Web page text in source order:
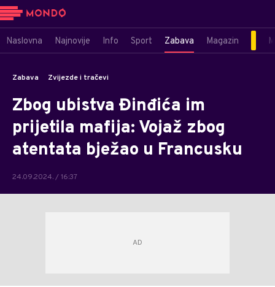
Naslovna Najnovije Info Sport Zabava Magazin
Zabava Zvijezde i tračevi
Zbog ubistva Đinđića im
prijetila mafija: Vojaž zbog
atentata bježao u Francusku
24.09.2024. / 16:37